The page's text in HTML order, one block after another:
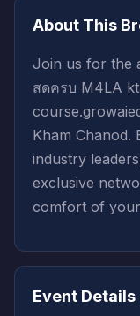
About This
Join us for the
สดครบ M4LA
Kham Chanod.
industry
exclusive
comfort of
Event Details